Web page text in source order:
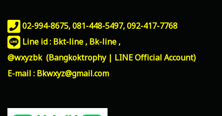
02-994-8675, 081-448-5497,092-417-7768
Line id : Bkt-line , Bk-line ,
@wxyzbk (Bangkoktrophy | LINE Official Account)
E-mail : Bkwxyz@gmail.com